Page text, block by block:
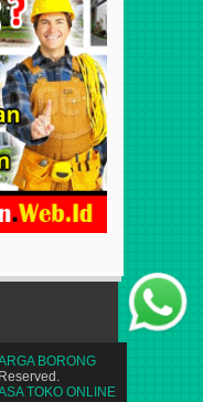
BORONG
TOKO ONLINE